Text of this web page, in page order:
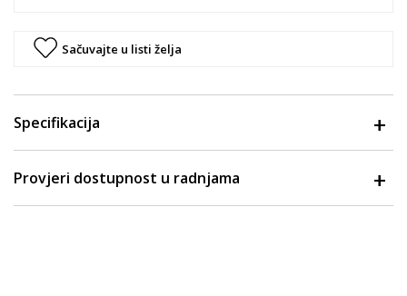
Sačuvajte u listi želja
Specifikacija
Provjeri dostupnost u radnjama